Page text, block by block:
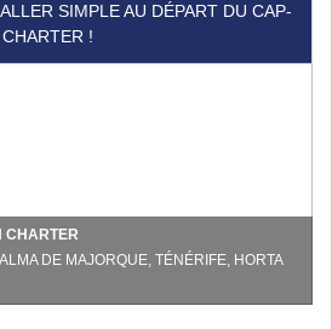
SIMPLE AU DÉPART DU CAP-
!
CHARTER
DE MAJORQUE, TÉNÉRIFE, HORTA